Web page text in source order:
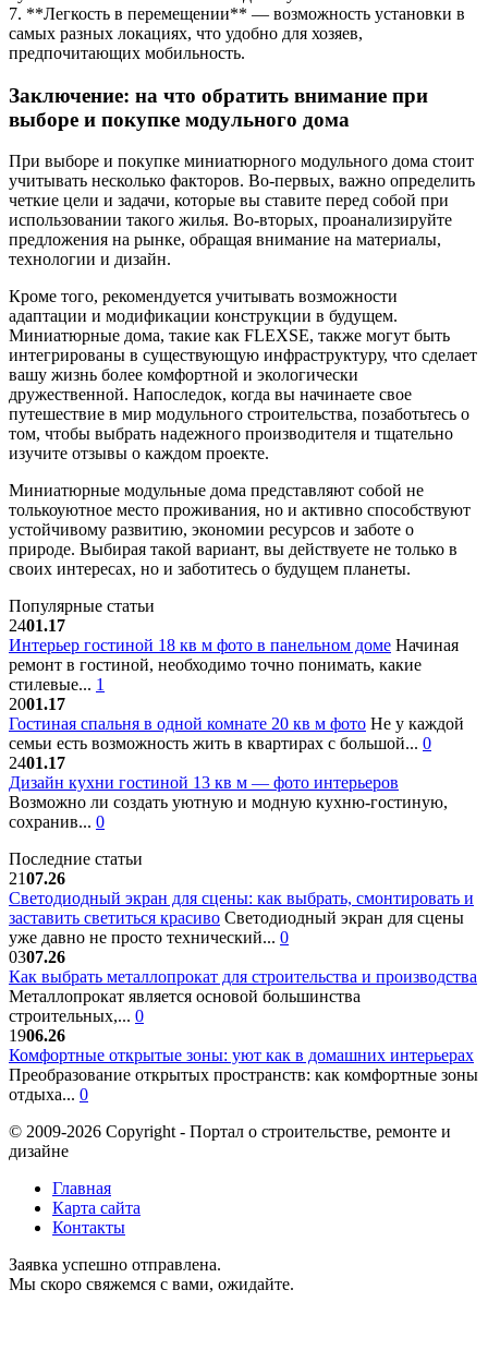
7. **Легкость в перемещении** — возможность установки в
самых разных локациях, что удобно для хозяев,
предпочитающих мобильность.
Заключение: на что обратить внимание при
выборе и покупке модульного дома
При выборе и покупке миниатюрного модульного дома стоит
учитывать несколько факторов. Во-первых, важно определить
четкие цели и задачи, которые вы ставите перед собой при
использовании такого жилья. Во-вторых, проанализируйте
предложения на рынке, обращая внимание на материалы,
технологии и дизайн.
Кроме того, рекомендуется учитывать возможности
адаптации и модификации конструкции в будущем.
Миниатюрные дома, такие как FLEXSE, также могут быть
интегрированы в существующую инфраструктуру, что сделает
вашу жизнь более комфортной и экологически
дружественной. Напоследок, когда вы начинаете свое
путешествие в мир модульного строительства, позаботьтесь о
том, чтобы выбрать надежного производителя и тщательно
изучите отзывы о каждом проекте.
Миниатюрные модульные дома представляют собой не
толькоуютное место проживания, но и активно способствуют
устойчивому развитию, экономии ресурсов и заботе о
природе. Выбирая такой вариант, вы действуете не только в
своих интересах, но и заботитесь о будущем планеты.
Популярные статьи
2401.17
Интерьер гостиной 18 кв м фото в панельном доме Начиная
ремонт в гостиной, необходимо точно понимать, какие
стилевые... 1
2001.17
Гостиная спальня в одной комнате 20 кв м фото Не у каждой
семьи есть возможность жить в квартирах с большой... 0
2401.17
Дизайн кухни гостиной 13 кв м — фото интерьеров
Возможно ли создать уютную и модную кухню-гостиную,
сохранив... 0
Последние статьи
2107.26
Светодиодный экран для сцены: как выбрать, смонтировать и
заставить светиться красиво Светодиодный экран для сцены
уже давно не просто технический... 0
0307.26
Как выбрать металлопрокат для строительства и производства
Металлопрокат является основой большинства
строительных,... 0
1906.26
Комфортные открытые зоны: уют как в домашних интерьерах
Преобразование открытых пространств: как комфортные зоны
отдыха... 0
© 2009-2026 Copyright - Портал о строительстве, ремонте и
дизайне
Главная
Карта сайта
Контакты
Заявка успешно отправлена.
Мы скоро свяжемся с вами, ожидайте.